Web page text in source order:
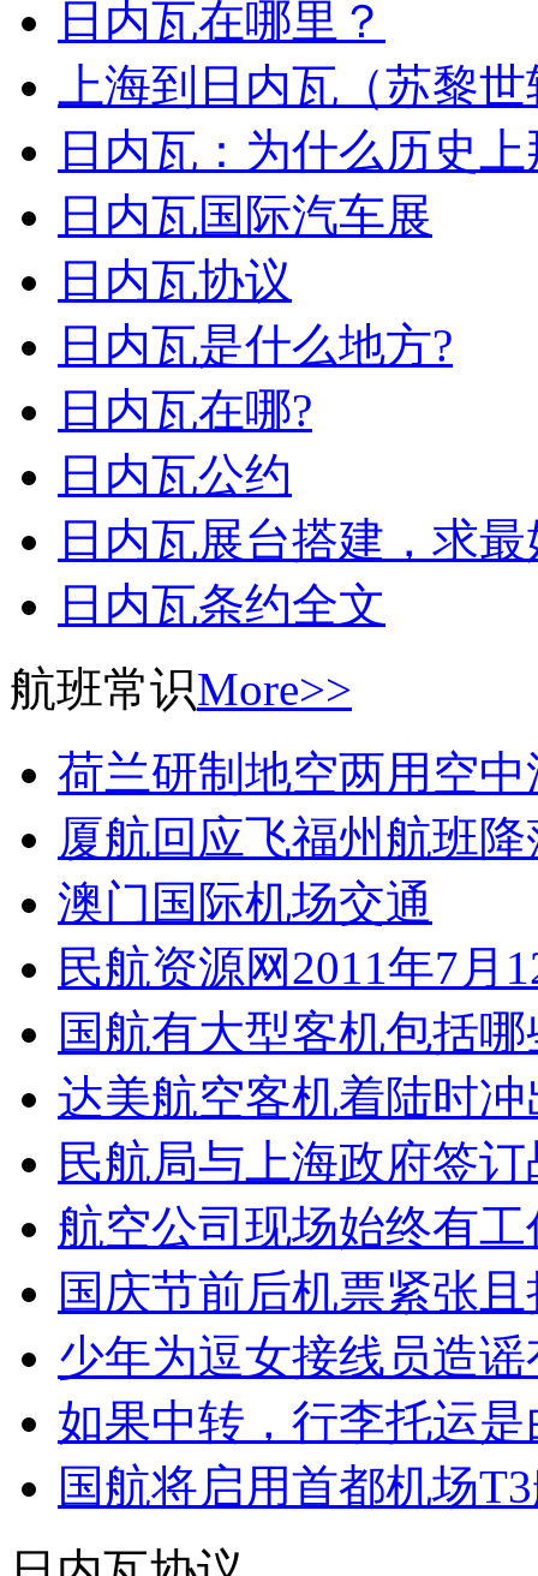
日内瓦在哪里？
上海到日内瓦（苏黎
日内瓦：为什么历史
日内瓦国际汽车展
日内瓦协议
日内瓦是什么地方?
日内瓦在哪?
日内瓦公约
日内瓦展台搭建，求
日内瓦条约全文
航班常识More>>
荷兰研制地空两用空中
厦航回应飞福州航班
澳门国际机场交通
民航资源网2011年7月
国航有大型客机包括
达美航空客机着陆时
民航局与上海政府签
航空公司现场始终有
国庆节前后机票紧张
少年为逗女接线员造
如果中转，行李托运
国航将启用首都机场